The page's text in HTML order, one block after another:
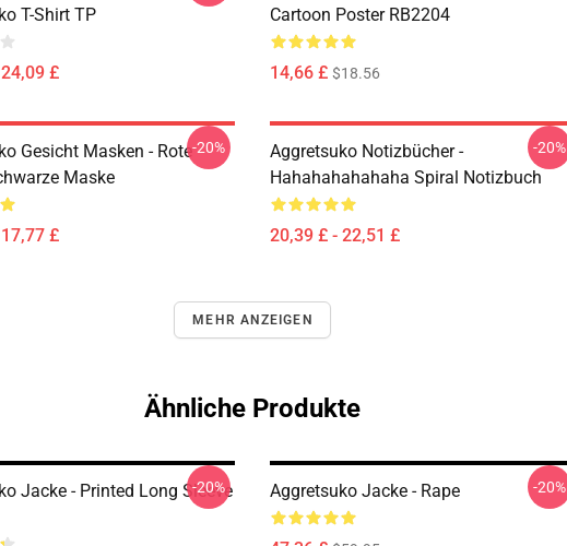
T-Shirt TP
£
Cartoon Poster RB2204
14,66 £ $18.56
Gesicht Masken - Rote
Maske
£
-20%
Aggretsuko Notizbücher -
Hahahahahahaha Spiral Notizbuch
20,39 £ - 22,51 £
-20%
MEHR ANZEIGEN
Ähnliche Produkte
Jacke - Printed Long Sleeve
-20% Aggretsuko Jacke - Rape -20%